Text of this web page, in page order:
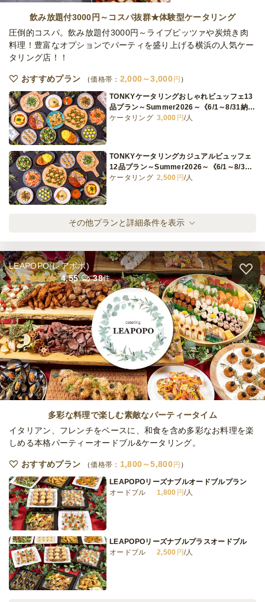
飲み放題付3000円～コスパ抜群★体験型ケータリング
圧倒的コスパ。飲み放題付3000円～ライブピッツァや炭焼き肉
料理！豊富なオプションでパーティを盛り上げる横浜の人気ケー
タリング店！！
おすすめプラン 価格帯： 2,000～3,000円
TONKYケータリングおしゃれビュッフェ13
品プラン～Summer2026～《6/1～8/31納品
可能》
ケータリング 3,000 円/人
TONKYケータリングカジュアルビュッフェ
12品プラン～Summer2026～《6/1～8/31
納品可能》
ケータリング 2,500 円/人
ン～Summer2026～《6/1～8/31納品可能》
TONKYケータリングおしゃれフィンガーフ
ード12品プラン～Summer2026～《6/1～
8/31納品可能》
ケータリング 3,000円/人
TONKYケータリングカジュアルフィンガー
フード11品プラン～Summer2026～《6/1～
8/31納品可能》
ケータリング 2,500円/人
TONKYケータリング軽食フィンガーフード
納品可能》
ケータリング 2,000 円 /人
ラン～Summer2026～《6/1～8/31納品可
能》
ケータリング 3,000円/人
能》
ケータリング 2,500円/人
その他プランと詳細条件を表示
LEAPOPO(レアポポ)
4.55
38件
多彩な料理で楽しむ素敵なパーティータイム
イタリアン、フレンチをベースに、和食を含め多彩なお料理を楽
しめる本格パーティーオードブル&ケータリング。
おすすめプラン 価格帯： 1,800～5,800円
LEAPOPOリーズナブルオードブルプラン
オードブル
1,800 円/人
LEAPOPOリーズナブルプラスオードブル
オードブル
2,500 円/人